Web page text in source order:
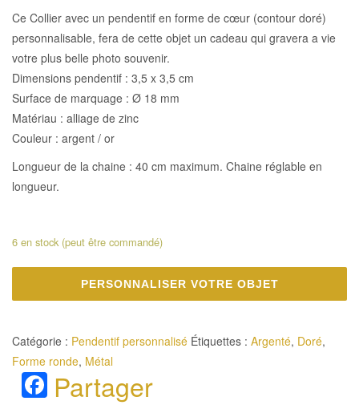
Ce Collier avec un pendentif en forme de cœur (contour doré)
personnalisable, fera de cette objet un cadeau qui gravera a vie
votre plus belle photo souvenir.
Dimensions pendentif : 3,5 x 3,5 cm
Surface de marquage : Ø 18 mm
Matériau : alliage de zinc
Couleur : argent / or
Longueur de la chaine : 40 cm maximum. Chaine réglable en
longueur.
6 en stock (peut être commandé)
PERSONNALISER VOTRE OBJET
Catégorie : Pendentif personnalisé Étiquettes : Argenté, Doré,
Forme ronde, Métal
Facebook
Partager